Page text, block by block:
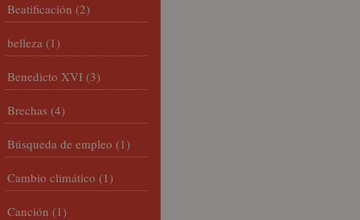
Beatificación (2)
belleza (1)
Benedicto XVI (3)
Brechas (4)
Búsqueda de empleo (1)
Cambio climático (1)
Canción (1)